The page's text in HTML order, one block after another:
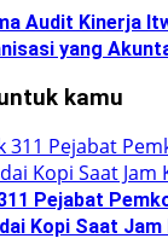
Audit Kinerja
yang
kamu
Pejabat
Kopi Saat